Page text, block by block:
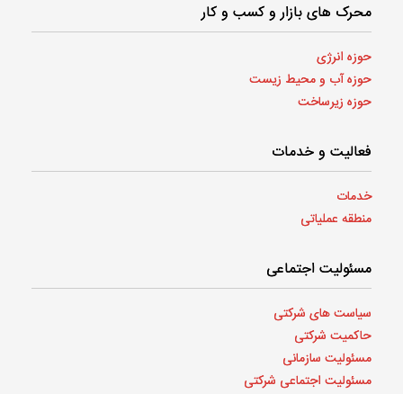
محرک های بازار و کسب و کار
حوزه انرژی
حوزه آب و محیط‌ زیست
حوزه زیرساخت
فعالیت‌ و خدمات
خدمات
منطقه عملیاتی
مسئولیت اجتماعی
سیاست های شرکتی
حاکمیت شرکتی
مسئولیت سازمانی
مسئولیت اجتماعی شرکتی